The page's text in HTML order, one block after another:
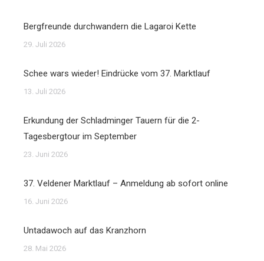
Bergfreunde durchwandern die Lagaroi Kette
29. Juli 2026
Schee wars wieder! Eindrücke vom 37. Marktlauf
13. Juli 2026
Erkundung der Schladminger Tauern für die 2-
Tagesbergtour im September
23. Juni 2026
37. Veldener Marktlauf – Anmeldung ab sofort online
16. Juni 2026
Untadawoch auf das Kranzhorn
28. Mai 2026